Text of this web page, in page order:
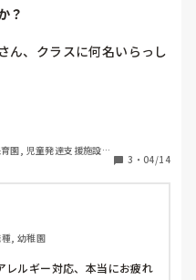
？
ん、クラスに何名いらっし
さえ気をつけないといけな
ちゃんは牛乳のアレルギ
持ちのお子さんと出会うこ
かもしれませんし
わけでもないのですが。
園, 児童発達支援施設,
3 ・ 04/14
, 幼稚園
レルギー対応、本当にお疲れ